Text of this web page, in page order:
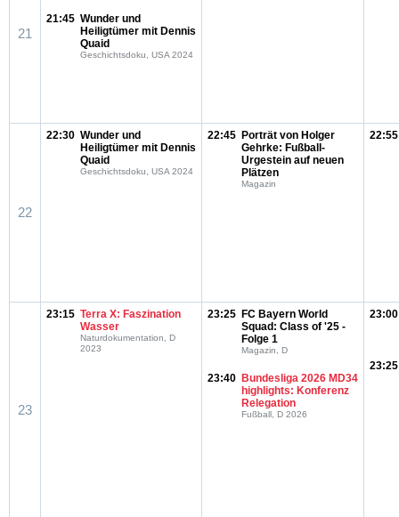
21
21:45 Wunder und
Heiligtümer mit Dennis
Quaid
Geschichtsdoku, USA 2024
22
22:30 Wunder und
Heiligtümer mit Dennis
Quaid
Geschichtsdoku, USA 2024
22:45 Porträt von Holger
Gehrke: Fußball-
Urgestein auf neuen
Plätzen
Magazin
22:55
23
23:15 Terra X: Faszination
Wasser
Naturdokumentation, D
2023
23:25 FC Bayern World
Squad: Class of '25 -
Folge 1
Magazin, D
23:40 Bundesliga 2026 MD34
highlights: Konferenz
Relegation
Fußball, D 2026
23:00
23:25